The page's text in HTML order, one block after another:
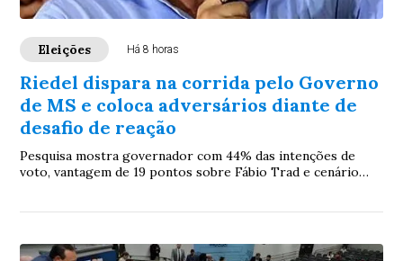
Eleições Há 8 horas
Riedel dispara na corrida pelo Governo
de MS e coloca adversários diante de
desafio de reação
Pesquisa mostra governador com 44% das intenções de
voto, vantagem de 19 pontos sobre Fábio Trad e cenário